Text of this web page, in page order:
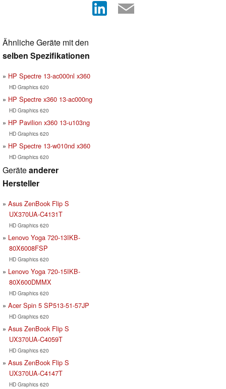
Ähnliche Geräte mit den
selben Spezifikationen
HP Spectre 13-ac000nl x360
HD Graphics 620
HP Spectre x360 13-ac000ng
HD Graphics 620
HP Pavilion x360 13-u103ng
HD Graphics 620
HP Spectre 13-w010nd x360
HD Graphics 620
Geräteanderer
Hersteller
Asus ZenBook Flip S
UX370UA-C4131T
HD Graphics 620
Lenovo Yoga 720-13IKB-
80X6008FSP
HD Graphics 620
Lenovo Yoga 720-15IKB-
80X600DMMX
HD Graphics 620
Acer Spin 5 SP513-51-57JP
HD Graphics 620
Asus ZenBook Flip S
UX370UA-C4059T
HD Graphics 620
Asus ZenBook Flip S
UX370UA-C4147T
HD Graphics 620